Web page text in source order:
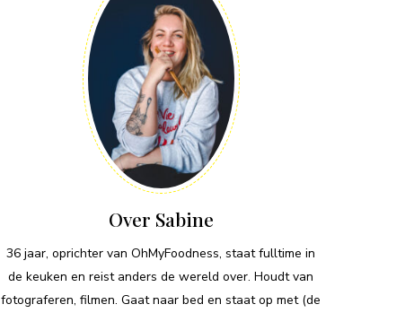
Over Sabine
36 jaar, oprichter van OhMyFoodness, staat fulltime in
de keuken en reist anders de wereld over. Houdt van
fotograferen, filmen. Gaat naar bed en staat op met (de